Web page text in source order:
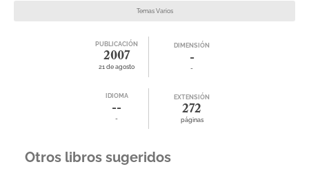
Temas Varios
PUBLICACIÓN
2007
21 de agosto
DIMENSIÓN
-
-
IDIOMA
--
-
EXTENSIÓN
272
páginas
Otros libros sugeridos